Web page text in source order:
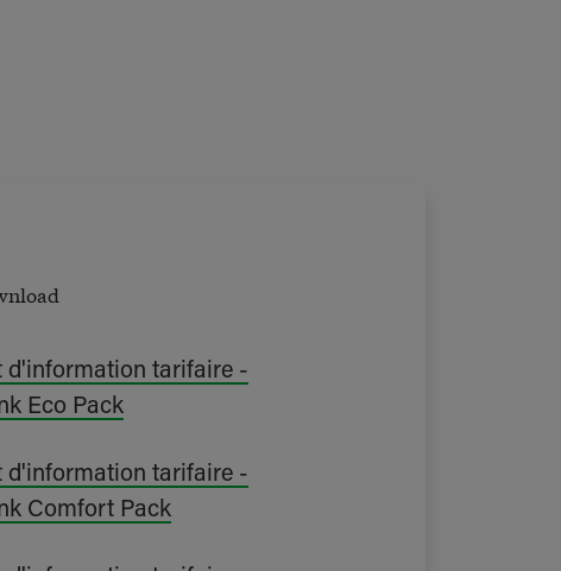
d'information tarifaire -
Eco Pack
d'information tarifaire -
Comfort Pack